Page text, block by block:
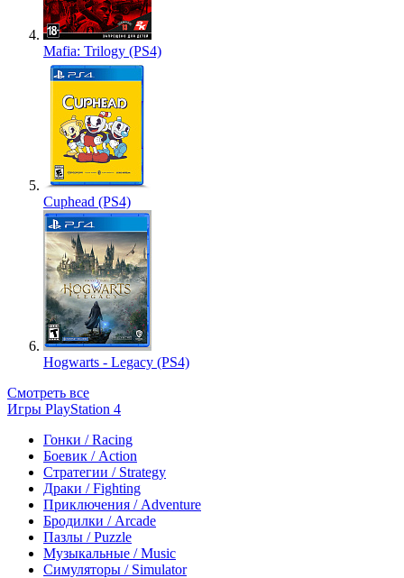
Mafia: Trilogy (PS4)
Cuphead (PS4)
Hogwarts - Legacy (PS4)
Смотреть все
Игры PlayStation 4
Гонки / Racing
Боевик / Action
Стратегии / Strategy
Драки / Fighting
Приключения / Adventure
Бродилки / Arcade
Пазлы / Puzzle
Музыкальные / Music
Симуляторы / Simulator